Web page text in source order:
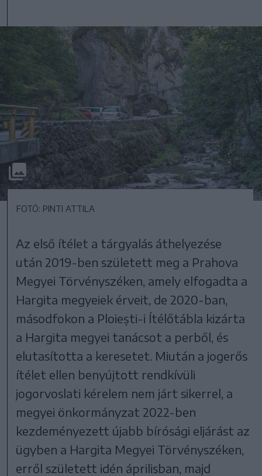
FOTÓ: PINTI ATTILA
Az első ítélet a tárgyalás áthelyezése
után 2019-ben született meg a Prahova
Megyei Törvényszéken, amely elfogadta a
Hargita megyeiek érveit, de 2020-ban,
másodfokon a Ploiești-i Ítélőtábla kizárta
a Hargita megyei tanácsot a perből, és
elutasította a keresetet. Miután a jogerős
ítélet ellen benyújtott rendkívüli
jogorvoslati kérelem nem járt sikerrel, a
megyei önkormányzat 2022-ben
kezdeményezett újabb bírósági eljárást az
ügyben a Hargita Megyei Törvényszéken,
erről született idén áprilisban, majd